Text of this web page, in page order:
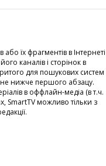
їх фрагментів в Інтернеті
каналів і сторінок в
для пошукових систем
не нижче першого абзацу.
в оффлайн-медіа (в т.ч.
SmartTV можливо тільки з